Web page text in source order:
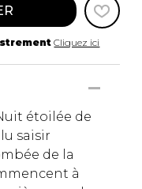
Cliquez ici
étoilée de
saisir
de la
à